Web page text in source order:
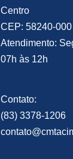
Centro
CEP: 58240-
Atendimento:
07h às 12h
Contato:
(83) 3378-1206